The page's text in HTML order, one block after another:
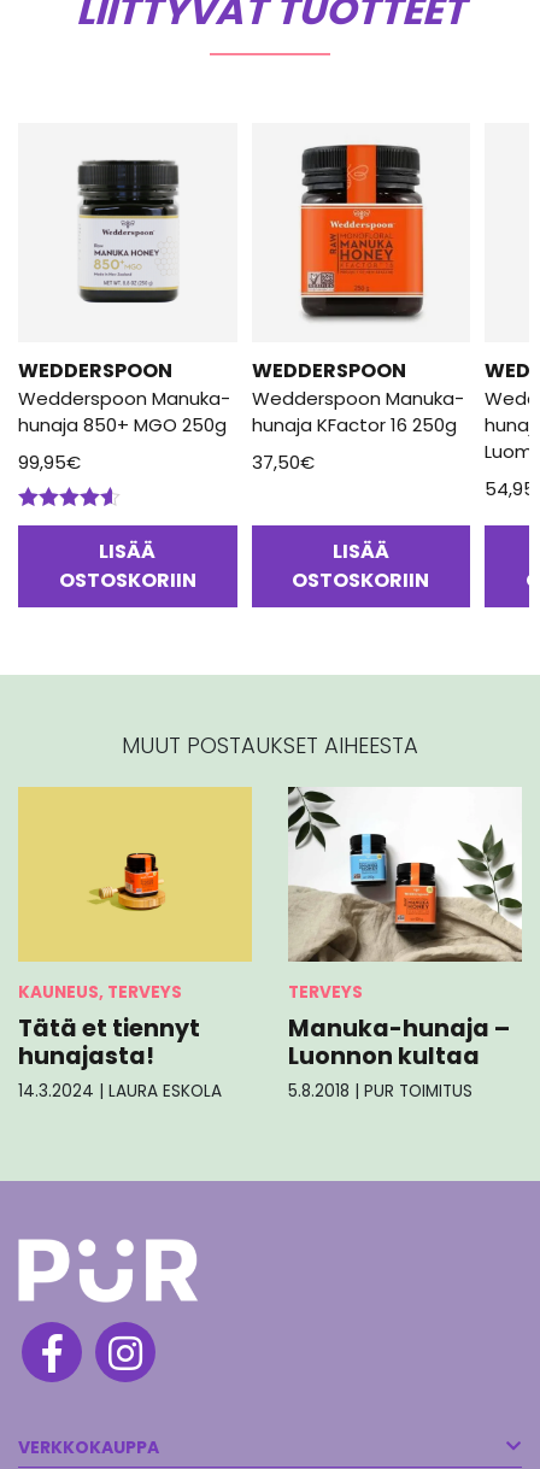
WEDDERSPOON
Wedderspoon Manuka-
hunaja 850+ MGO 250g
99,95€
Arvostelu
tuotteesta:LISÄÄ
OSTOSKORIIN
WEDDERSPOON
Wedderspoon Manuka-
hunaja KFactor 16 250g
37,50€
LISÄÄ
OSTOSKORIIN
54,95
MUUT POSTAUKSET AIHEESTA
KAUNEUS, TERVEYS
Tätä et tiennyt
hunajasta!
14.3.2024 | LAURA ESKOLA
TERVEYS
Manuka-hunaja –
Luonnon kultaa
5.8.2018 | PUR TOIMITUS
VERKKOKAUPPA